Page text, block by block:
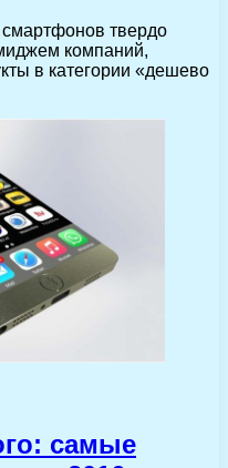
смартфонов твердо
компаний,
в категории «дешево
самые